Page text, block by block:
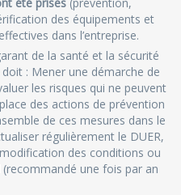
des équipements et
dans l’entreprise.
de la santé et la sécurité
: Mener une démarche de
les risques qui ne peuvent
des actions de prévention
de ces mesures dans le
régulièrement le DUER,
des conditions ou
(recommandé une fois par an